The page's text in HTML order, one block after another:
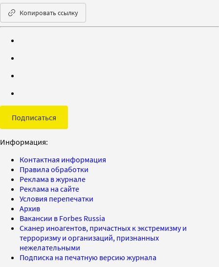
Копировать ссылку
Подписаться
Информация:
Контактная информация
Правила обработки
Реклама в журнале
Реклама на сайте
Условия перепечатки
Архив
Вакансии в Forbes Russia
Сканер иноагентов, причастных к экстремизму и
терроризму и организаций, признанных
нежелательными
Подписка на печатную версию журнала